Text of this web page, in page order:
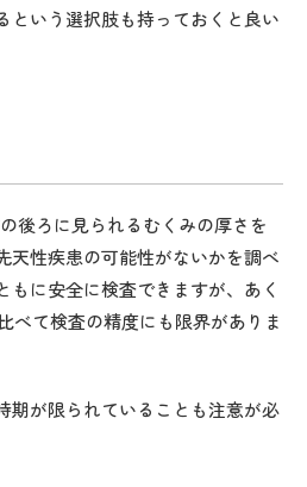
という選択肢も持っておくと良い
後ろに見られるむくみの厚さを
天性疾患の可能性がないかを調べ
もに安全に検査できますが、あく
べて検査の精度にも限界がありま
期が限られていることも注意が必